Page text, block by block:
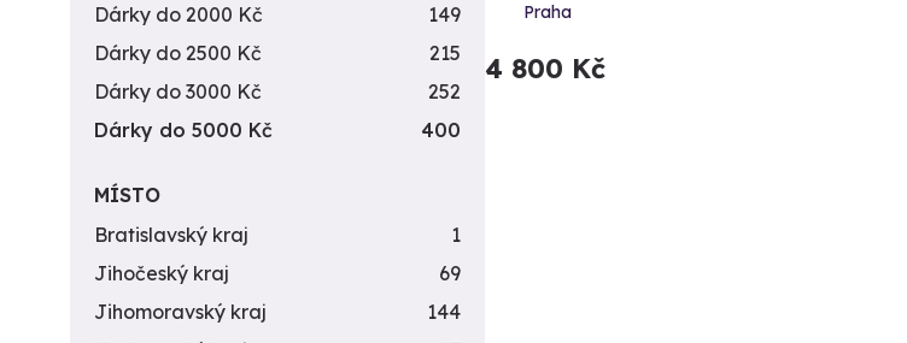
Praha
4 800 Kč
Dárky do 2000 Kč
149
Dárky do 2500 Kč
215
Dárky do 3000 Kč
252
Dárky do 5000 Kč
400
MÍSTO
Bratislavský kraj
1
Jihočeský kraj
69
Jihomoravský kraj
144